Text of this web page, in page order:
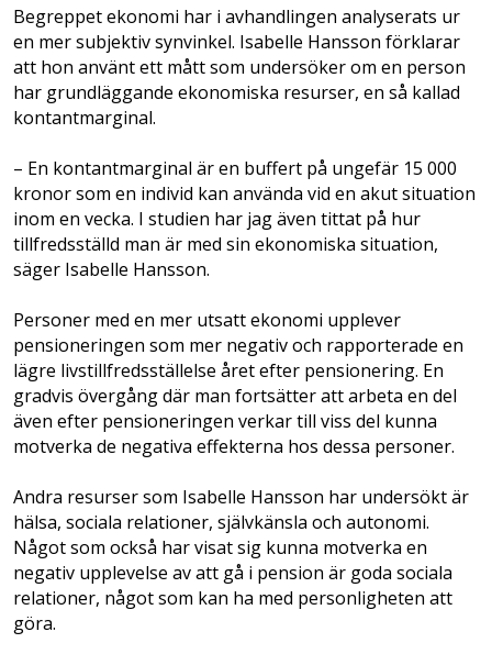
Begreppet ekonomi har i avhandlingen analyserats ur
en mer subjektiv synvinkel. Isabelle Hansson förklarar
att hon använt ett mått som undersöker om en person
har grundläggande ekonomiska resurser, en så kallad
kontantmarginal.
– En kontantmarginal är en buffert på ungefär 15 000
kronor som en individ kan använda vid en akut situation
inom en vecka. I studien har jag även tittat på hur
tillfredsställd man är med sin ekonomiska situation,
säger Isabelle Hansson.
Personer med en mer utsatt ekonomi upplever
pensioneringen som mer negativ och rapporterade en
lägre livstillfredsställelse året efter pensionering. En
gradvis övergång där man fortsätter att arbeta en del
även efter pensioneringen verkar till viss del kunna
motverka de negativa effekterna hos dessa personer.
Andra resurser som Isabelle Hansson har undersökt är
hälsa, sociala relationer, självkänsla och autonomi.
Något som också har visat sig kunna motverka en
negativ upplevelse av att gå i pension är goda sociala
relationer, något som kan ha med personligheten att
göra.